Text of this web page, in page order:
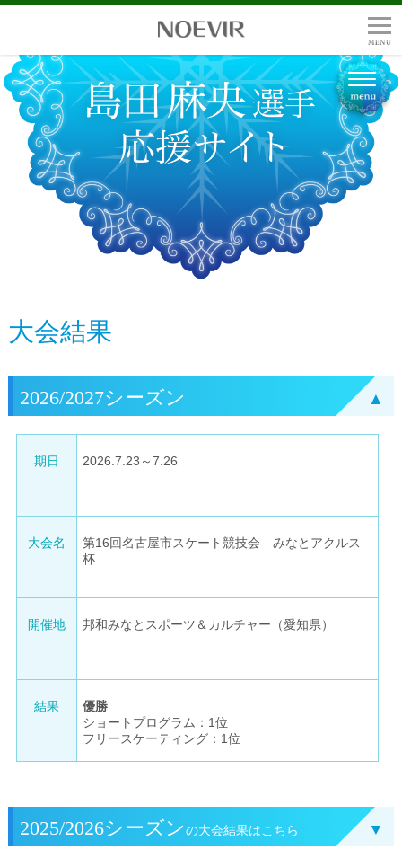
大会結果
▲
2026/2027シーズン
期日
大会名
開催地
結果
2026.7.23～7.26
第16回名古屋市スケート競技会 みなとアクルス
杯
邦和みなとスポーツ＆カルチャー（愛知県）
優勝
ショートプログラム：1位
フリースケーティング：1位
▼
2025/2026シーズン の大会結果はこちら